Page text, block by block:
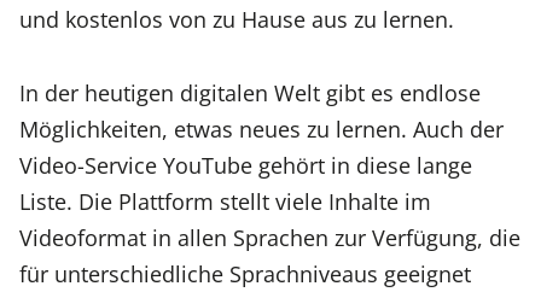
und kostenlos von zu Hause aus zu lernen.
In der heutigen digitalen Welt gibt es endlose
Möglichkeiten, etwas neues zu lernen. Auch der
Video-Service YouTube gehört in diese lange
Liste. Die Plattform stellt viele Inhalte im
Videoformat in allen Sprachen zur Verfügung, die
für unterschiedliche Sprachniveaus geeignet